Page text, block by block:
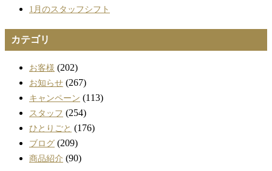
1月のスタッフシフト
カテゴリ
お客様 (202)
お知らせ (267)
キャンペーン (113)
スタッフ (254)
ひとりごと (176)
ブログ (209)
商品紹介 (90)